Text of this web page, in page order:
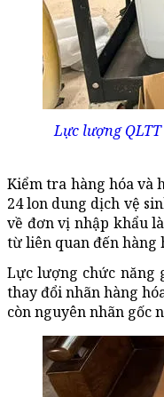
Lực lượng
Kiểm tra hàng hóa và
24 lon dung dịch vệ
về đơn vị nhập khẩu
từ liên quan đến hàng
Lực lượng chức năng
thay đổi nhãn hàng
còn nguyên nhãn gốc